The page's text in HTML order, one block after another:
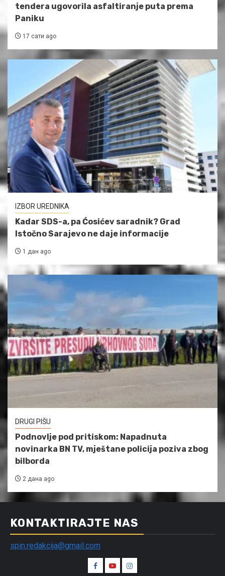
tendera ugovorila asfaltiranje puta prema
Paniku
17 сати ago
IZBOR UREDNIKA
Kadar SDS-a, pa Ćosićev saradnik? Grad
Istočno Sarajevo ne daje informacije
1 дан ago
DRUGI PIŠU
Podnovlje pod pritiskom: Napadnuta
novinarka BN TV, mještane policija poziva zbog
bilborda
2 дана ago
KONTAKTIRAJTE NAS
spin.redakcija@gmail.com
SpinSpin
Spin